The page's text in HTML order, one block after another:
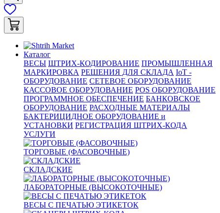
Каталог
ВЕСЫ ШТРИХ-КОДИРОВАНИЕ ПРОМЫШЛЕННАЯ
МАРКИРОВКА РЕШЕНИЯ ДЛЯ СКЛАДА IoT -
ОБОРУДОВАНИЕ СЕТЕВОЕ ОБОРУДОВАНИЕ
КАССОВОЕ ОБОРУДОВАНИЕ POS ОБОРУДОВАНИЕ
ПРОГРАММНОЕ ОБЕСПЕЧЕНИЕ БАНКОВСКОЕ
ОБОРУДОВАНИЕ РАСХОДНЫЕ МАТЕРИАЛЫ
БАКТЕРИЦИДНОЕ ОБОРУДОВАНИЕ и
УСТАНОВКИ РЕГИСТРАЦИЯ ШТРИХ-КОДА
УСЛУГИ
ТОРГОВЫЕ (ФАСОВОЧНЫЕ)
СКЛАДСКИЕ
ЛАБОРАТОРНЫЕ (ВЫСОКОТОЧНЫЕ)
ВЕСЫ С ПЕЧАТЬЮ ЭТИКЕТОК